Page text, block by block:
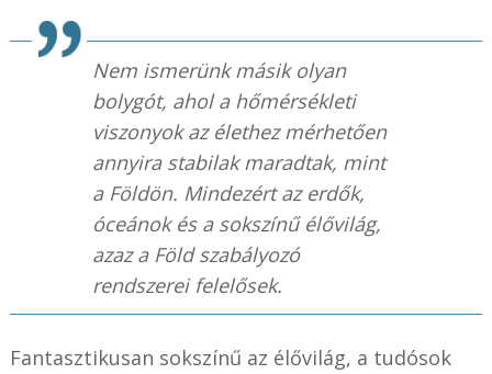
Nem ismerünk másik olyan
bolygót, ahol a hőmérsékleti
viszonyok az élethez mérhetően
annyira stabilak maradtak, mint
a Földön. Mindezért az erdők,
óceánok és a sokszínű élővilág,
azaz a Föld szabályozó
rendszerei felelősek.
Fantasztikusan sokszínű az élővilág, a tudósok